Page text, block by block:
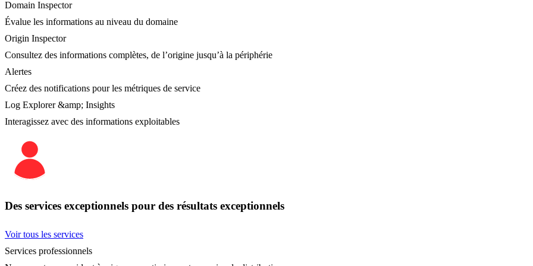
Domain Inspector
Évalue les informations au niveau du domaine
Origin Inspector
Consultez des informations complètes, de l’origine jusqu’à la périphérie
Alertes
Créez des notifications pour les métriques de service
Log Explorer &amp; Insights
Interagissez avec des informations exploitables
Des services exceptionnels pour des résultats exceptionnels
Voir tous les services
Services professionnels